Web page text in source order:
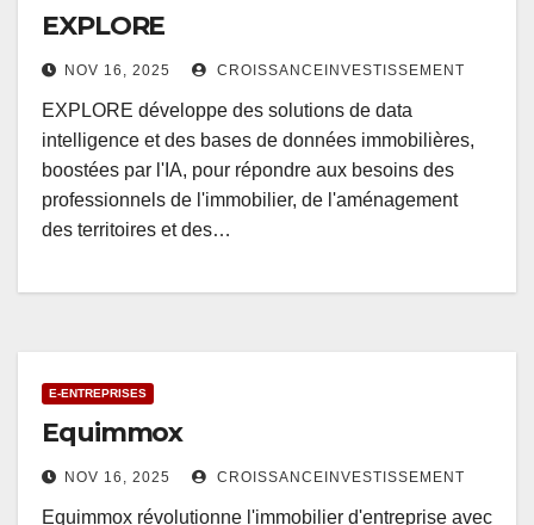
EXPLORE
NOV 16, 2025 CROISSANCEINVESTISSEMENT
EXPLORE développe des solutions de data
intelligence et des bases de données immobilières,
boostées par l'IA, pour répondre aux besoins des
professionnels de l'immobilier, de l'aménagement
des territoires et des…
E-ENTREPRISES
Equimmox
NOV 16, 2025 CROISSANCEINVESTISSEMENT
Equimmox révolutionne l'immobilier d'entreprise avec